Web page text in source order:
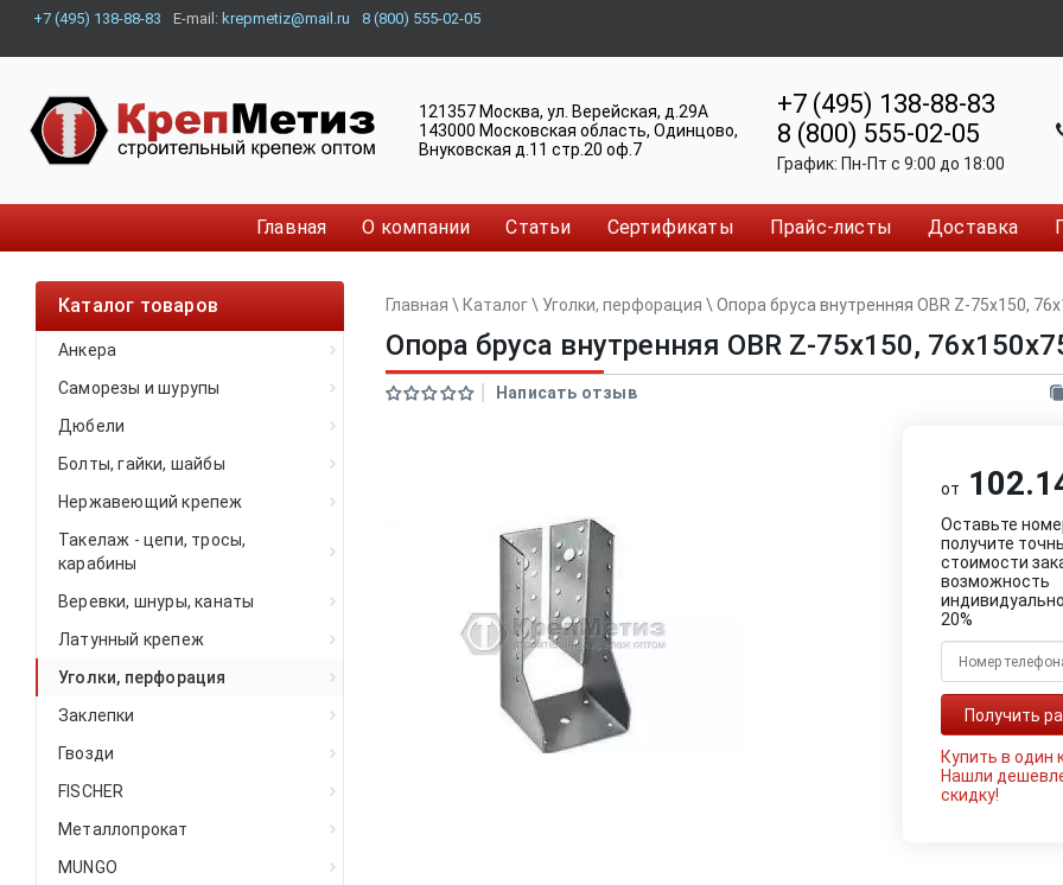
+7 (495) 138-88-83 E-mail: krepmetiz@mail.ru 8 (800) 555-02-05
121357 Москва, ул. Верейская, д.29А
143000 Московская область, Одинцово,
Внуковская д.11 стр.20 оф.7
+7 (495) 138-88-83
8 (800) 555-02-05
График: Пн-Пт c 9:00 до 18:00
Главная О компании Статьи Сертификаты Прайс-листы Доставка
Каталог товаров
Анкера
Саморезы и шурупы
Дюбели
Болты, гайки, шайбы
Нержавеющий крепеж
Такелаж - цепи, тросы,
карабины
Веревки, шнуры, канаты
Латунный крепеж
Уголки, перфорация
Заклепки
Гвозди
FISCHER
Металлопрокат
MUNGO
Главная \ Каталог\ Уголки, перфорация \ Опора бруса внутренняя OBR Z-75х150,
Опора бруса внутренняя OBR Z-75х150,
Написать отзыв
от
Оставьте
получите
стоимости
возможность
20%
Купить в один
Нашли
скидку!